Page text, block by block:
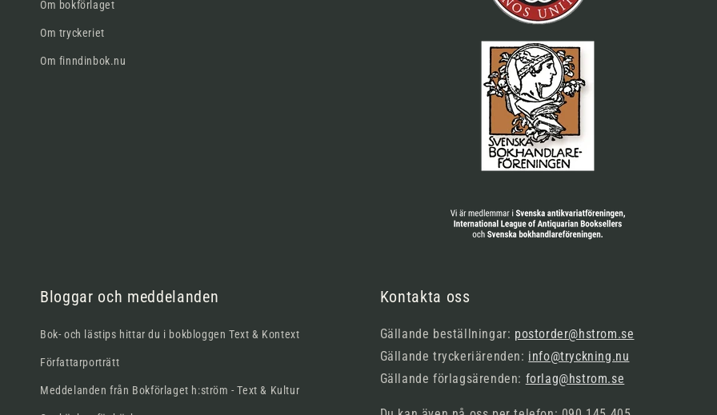
Om bokförlaget
Om tryckeriet
Om finndinbok.nu
Bloggar och meddelanden
Bok- och lästips hittar du i bokbloggen Text & Kontext
Författarporträtt
Meddelanden från Bokförlaget h:ström - Text & Kultur
Kontakta oss
Gällande beställningar: postorder@hstrom.se
Gällande tryckeriärenden: info@tryckning.nu
Gällande förlagsärenden: forlag@hstrom.se